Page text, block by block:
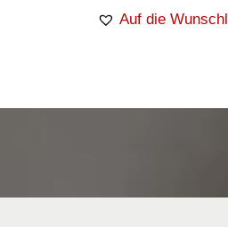
Auf die